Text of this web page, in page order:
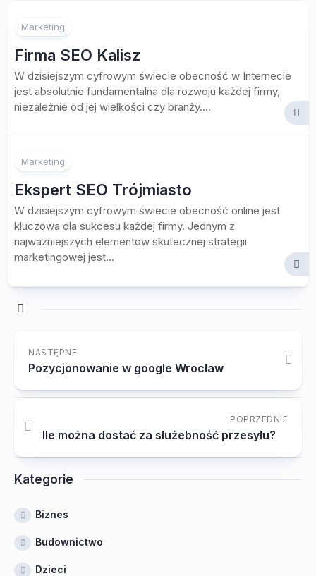
Marketing
Firma SEO Kalisz
W dzisiejszym cyfrowym świecie obecność w Internecie
jest absolutnie fundamentalna dla rozwoju każdej firmy,
niezależnie od jej wielkości czy branży....
Marketing
Ekspert SEO Trójmiasto
W dzisiejszym cyfrowym świecie obecność online jest
kluczowa dla sukcesu każdej firmy. Jednym z
najważniejszych elementów skutecznej strategii
marketingowej jest...
NASTĘPNE
Pozycjonowanie w google Wrocław
POPRZEDNIE
Ile można dostać za służebność przesyłu?
Kategorie
Biznes
Budownictwo
Dzieci